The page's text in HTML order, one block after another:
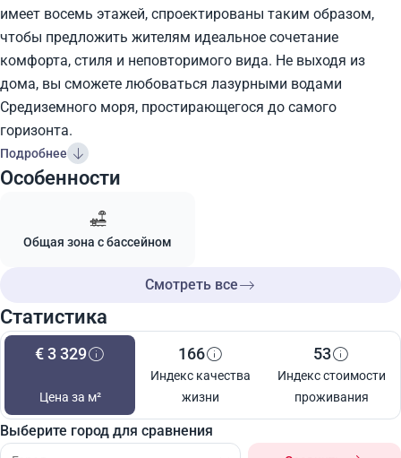
имеет восемь этажей, спроектированы таким образом,
чтобы предложить жителям идеальное сочетание
комфорта, стиля и неповторимого вида. Не выходя из
дома, вы сможете любоваться лазурными водами
Средиземного моря, простирающегося до самого
горизонта.
Подробнее
Особенности
Общая зона с бассейном
Смотреть все
Статистика
€ 3 329
Цена за м²
166
Индекс качества
жизни
53
Индекс стоимости
проживания
Выберите город для сравнения